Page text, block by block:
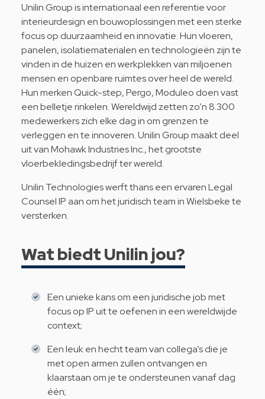
Unilin Group is internationaal een referentie voor
interieurdesign en bouwoplossingen met een sterke
focus op duurzaamheid en innovatie. Hun vloeren,
panelen, isolatiematerialen en technologieën zijn te
vinden in de huizen en werkplekken van miljoenen
mensen en openbare ruimtes over heel de wereld.
Hun merken Quick-step, Pergo, Moduleo doen vast
een belletje rinkelen. Wereldwijd zetten zo’n 8.300
medewerkers zich elke dag in om grenzen te
verleggen en te innoveren. Unilin Group maakt deel
uit van Mohawk Industries Inc., het grootste
vloerbekledingsbedrijf ter wereld.
Unilin Technologies werft thans een ervaren Legal
Counsel IP aan om het juridisch team in Wielsbeke te
versterken.
Wat biedt Unilinjou?
Een unieke kans om een juridische job met
focus op IP uit te oefenen in een wereldwijde
context;
Een leuk en hecht team van collega’s die je
met open armen zullen ontvangen en
klaarstaan om je te ondersteunen vanaf dag
één;